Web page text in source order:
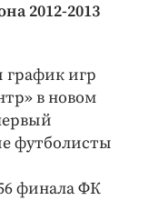
2012-2013
график игр
в новом
футболисты
финала ФК